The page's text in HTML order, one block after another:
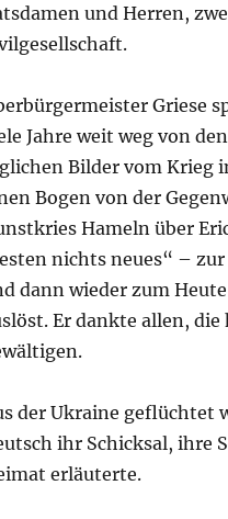
und Herren,
Griese
Jahre weit weg von
Bilder vom Krieg
Bogen von der
Hameln über
nichts neues“ –
dann wieder zum
Er dankte allen,
der Ukraine geflüchtet
ihr Schicksal, ihre
erläuterte.